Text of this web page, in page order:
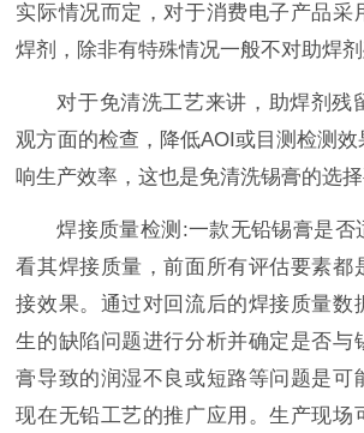
实际情况而定，对于消费电子产品采
焊剂，除非有特殊情况一般不对助焊剂
对于免清洗工艺来讲，助焊剂残
观方面的检查，降低AOI或目测检测
响生产效率，这也是免清洗锡膏的选择
焊接质量检测:一款无铅锡膏是否
看其焊接质量，前面所有评估要素都
接效果。通过对回流后的焊接质量数
生的缺陷问题进行分析并确定是否与
膏导致的润湿不良或短路等问题是可
现在无铅工艺的推广应用。生产现场